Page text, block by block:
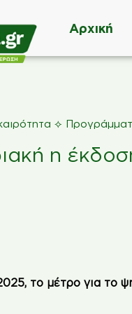
Αρχική
⟡
η
το μέτρο για το